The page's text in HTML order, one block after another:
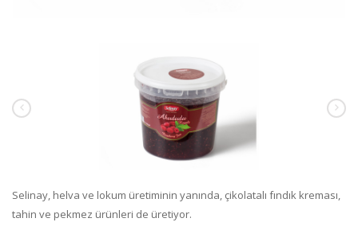
Selinay, helva ve lokum üretiminin yanında, çikolatalı fındık kreması,
tahin ve pekmez ürünleri de üretiyor.